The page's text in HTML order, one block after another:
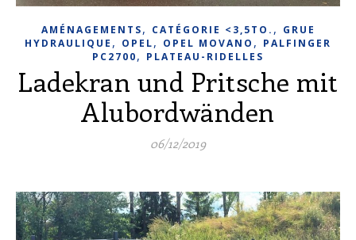
AMÉNAGEMENTS, CATÉGORIE <3,5TO. , GRUE
HYDRAULIQUE , OPEL, OPEL MOVANO , PALFINGER
PC2700, PLATEAU-RIDELLES
Ladekran und Pritsche mit
Alubordwänden
06/12/2019